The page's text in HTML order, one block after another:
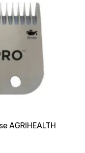
AGRIHEALTH